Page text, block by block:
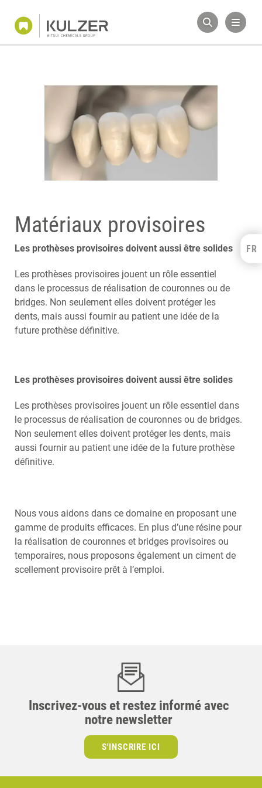
Kulzer Benelux FR
FRANÇAIS
NEDERLANDS
Matériaux provisoires
Les prothèses provisoires doivent aussi être solides
Les prothèses provisoires jouent un rôle essentiel
dans le processus de réalisation de couronnes ou de
bridges. Non seulement elles doivent protéger les
dents, mais aussi fournir au patient une idée de la
future prothèse définitive.
Les prothèses provisoires doivent aussi être solides
Les prothèses provisoires jouent un rôle essentiel dans
le processus de réalisation de couronnes ou de bridges.
Non seulement elles doivent protéger les dents, mais
aussi fournir au patient une idée de la future prothèse
définitive.
Nous vous aidons dans ce domaine en proposant une
gamme de produits efficaces. En plus d’une résine pour
la réalisation de couronnes et bridges provisoires ou
temporaires, nous proposons également un ciment de
scellement provisoire prêt à l’emploi.
Inscrivez-vous et restez informé avec
notre newsletter
S'INSCRIRE ICI